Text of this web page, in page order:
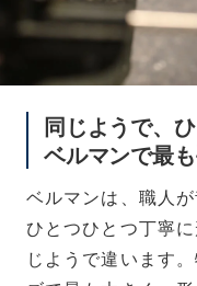
同じようで、
ベルマンで最
ベルマンは、職人
ひとつひとつ丁寧
じようで違います